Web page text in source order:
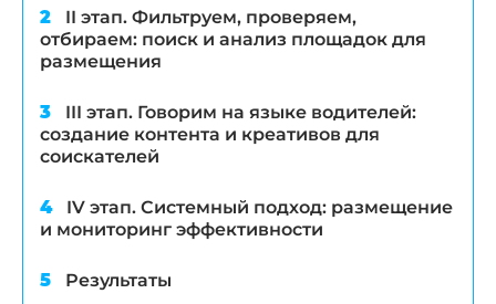
II этап. Фильтруем, проверяем,
отбираем: поиск и анализ площадок для
размещения
III этап. Говорим на языке водителей:
создание контента и креативов для
соискателей
IV этап. Системный подход: размещение
и мониторинг эффективности
Результаты